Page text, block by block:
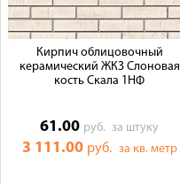
Кирпич облицовочный
керамический ЖКЗ Слоновая
кость Скала 1НФ
61.00 руб.за штуку
3 111.00 руб. за кв. метр